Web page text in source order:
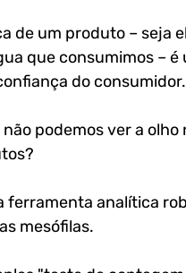
de um produto – seja
que consumimos –
do consumidor.
podemos ver a
ferramenta analítica
mesófilas.